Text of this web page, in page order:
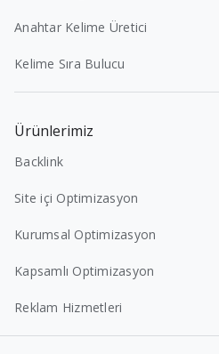
Anahtar Kelime Üretici
Kelime Sıra Bulucu
Ürünlerimiz
Backlink
Site içi Optimizasyon
Kurumsal Optimizasyon
Kapsamlı Optimizasyon
Reklam Hizmetleri